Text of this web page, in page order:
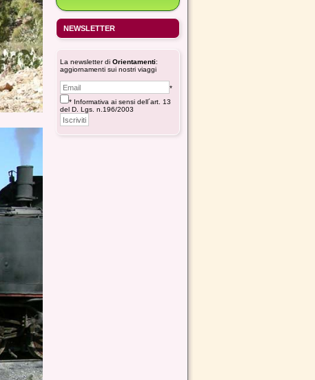
NEWSLETTER
La newsletter di Orientamenti:
aggiornamenti sui nostri viaggi
*
* Informativa ai sensi dell´art. 13
del D. Lgs. n.196/2003